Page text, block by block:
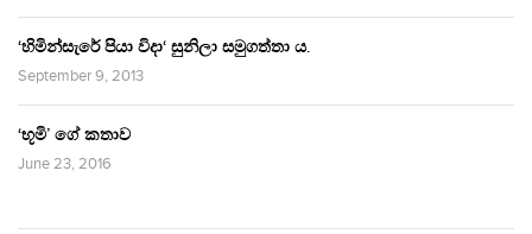
‘හිමින්සැරේ පියා විදා‘ සුනිලා සමුගත්තා ය.
September 9, 2013
‘භූමි’ ගේ කතාව
June 23, 2016